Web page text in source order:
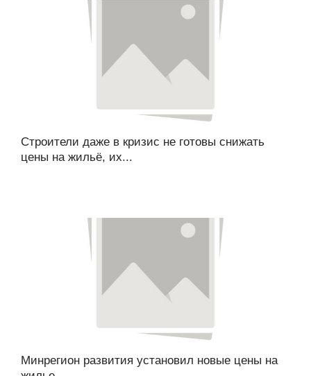
Строители даже в кризис не готовы снижать
цены на жильё, их...
Минрегион развития установил новые цены на